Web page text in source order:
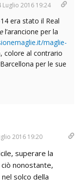
Luglio 2016 19:24
era stato il Real
l’arancione per la
maglie-
colore al contrario
per le sue
2016 19:20
superare la
nonostante,
solco della